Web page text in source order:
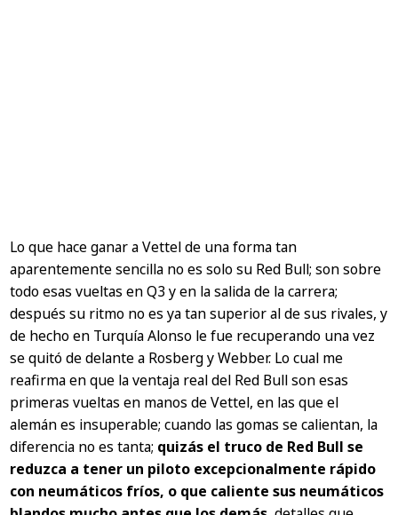
Lo que hace ganar a Vettel de una forma tan
aparentemente sencilla no es solo su Red Bull; son sobre
todo esas vueltas en Q3 y en la salida de la carrera;
después su ritmo no es ya tan superior al de sus rivales, y
de hecho en Turquía Alonso le fue recuperando una vez
se quitó de delante a Rosberg y Webber. Lo cual me
reafirma en que la ventaja real del Red Bull son esas
primeras vueltas en manos de Vettel, en las que el
alemán es insuperable; cuando las gomas se calientan, la
diferencia no es tanta; quizás el truco de Red Bull se
reduzca a tener un piloto excepcionalmente rápido
con neumáticos fríos, o que caliente sus neumáticos